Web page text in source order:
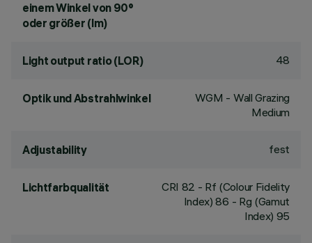
einem Winkel von 90°
oder größer (lm)
Light output ratio (LOR) 48
Optik und Abstrahlwinkel
WGM - Wall Grazing
Medium
Adjustability fest
Lichtfarbqualität CRI 82 - Rf (Colour Fidelity
Index) 86 - Rg (Gamut
Index) 95